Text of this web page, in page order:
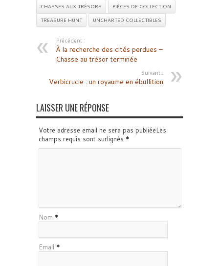
CHASSES AUX TRÉSORS
PIÈCES DE COLLECTION
TREASURE HUNT
UNCHARTED COLLECTIBLES
Précédent :
À la recherche des cités perdues –
Chasse au trésor terminée
Suivant :
Verbicrucie : un royaume en ébullition
LAISSER UNE RÉPONSE
Votre adresse email ne sera pas publiéeLes
champs requis sont surlignés *
Nom *
Email *